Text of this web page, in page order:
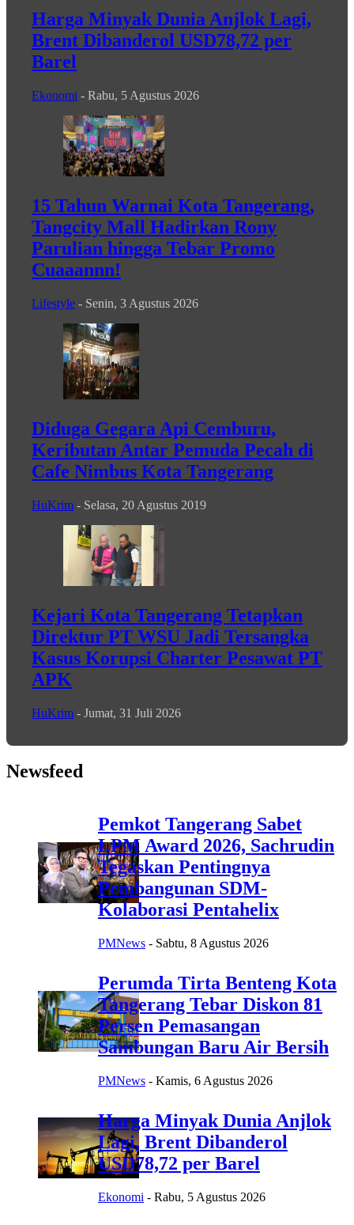
Harga Minyak Dunia Anjlok Lagi,
Brent Dibanderol USD78,72 per
Barel
Ekonomi - Rabu, 5 Agustus 2026
15 Tahun Warnai Kota Tangerang,
Tangcity Mall Hadirkan Rony
Parulian hingga Tebar Promo
Cuaaannn!
Lifestyle - Senin, 3 Agustus 2026
Diduga Gegara Api Cemburu,
Keributan Antar Pemuda Pecah di
Cafe Nimbus Kota Tangerang
HuKrim - Selasa, 20 Agustus 2019
Kejari Kota Tangerang Tetapkan
Direktur PT WSU Jadi Tersangka
Kasus Korupsi Charter Pesawat PT
APK
HuKrim - Jumat, 31 Juli 2026
Newsfeed
Pemkot Tangerang Sabet
LPM Award 2026, Sachrudin
Tegaskan Pentingnya
Pembangunan SDM-
Kolaborasi Pentahelix
PMNews - Sabtu, 8 Agustus 2026
Perumda Tirta Benteng Kota
Tangerang Tebar Diskon 81
Persen Pemasangan
Sambungan Baru Air Bersih
PMNews - Kamis, 6 Agustus 2026
Harga Minyak Dunia Anjlok
Lagi, Brent Dibanderol
USD78,72 per Barel
Ekonomi - Rabu, 5 Agustus 2026